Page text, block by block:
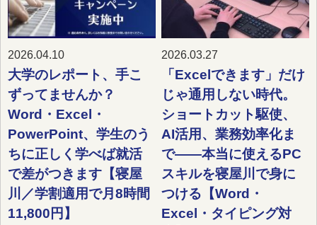
2026.04.10
大学のレポート、手こ
ずってませんか？
Word・Excel・
PowerPoint、学生のう
ちに正しく学べば就活
で差がつきます【寝屋
川／学割適用で月8時間
11,800円】
2026.03.27
「Excelできます」だけ
じゃ通用しない時代。
ショートカット駆使、
AI活用、業務効率化ま
で——本当に使えるPC
スキルを寝屋川で身に
つける【Word・
Excel・タイピング対